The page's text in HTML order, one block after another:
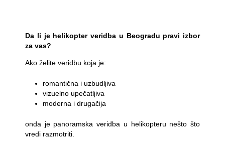
Da li je helikopter veridba u Beogradu pravi izbor
za vas?
Ako želite veridbu koja je:
romantična i uzbudljiva
vizuelno upečatljiva
moderna i drugačija
onda je panoramska veridba u helikopteru nešto što
vredi razmotriti.